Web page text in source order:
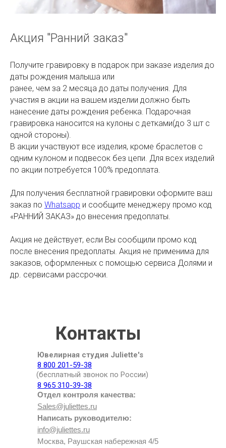
Акция "Ранний заказ"
Получите гравировку в подарок при заказе изделия до
даты рождения малыша или
ранее, чем за 2 месяца до даты получения. Для
участия в акции на вашем изделии должно быть
нанесение даты рождения ребенка. Подарочная
гравировка наносится на кулоны с детками(до 3 шт с
одной стороны).
В акции участвуют все изделия, кроме браслетов с
одним кулоном и подвесок без цепи. Для всех изделий
по акции потребуется 100% предоплата.
Для получения бесплатной гравировки оформите ваш
заказ по Whatsapp и сообщите менеджеру промо код
«РАННИЙ ЗАКАЗ» до внесения предоплаты.
Акция не действует, если Вы сообщили промо код
после внесения предоплаты. Акция не применима для
заказов, оформленных с помощью сервиса Долями и
др. сервисами рассрочки.
Отдел контроля качества:
Sales@juliettes.ru
Написать руководителю:
info@juliettes.ru
Москва, Раушская набережная 4/5
Ювелирная студия Juliette's
8 800 201-59-38
(бесплатный звонок по России)
8 965 310-39-38
Контакты